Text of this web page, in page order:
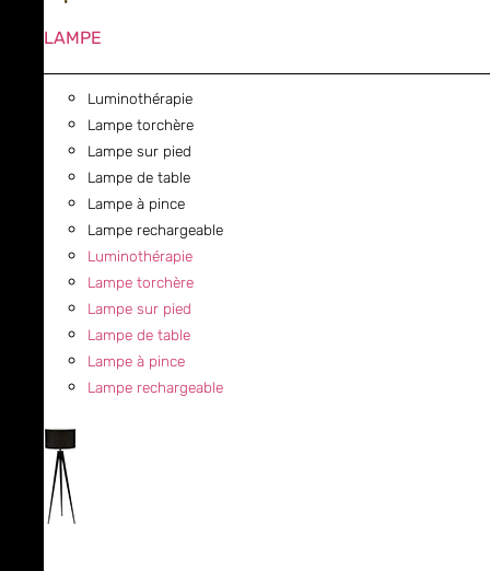
LAMPE
Luminothérapie
Lampe torchère
Lampe sur pied
Lampe de table
Lampe à pince
Lampe rechargeable
Luminothérapie
Lampe torchère
Lampe sur pied
Lampe de table
Lampe à pince
Lampe rechargeable